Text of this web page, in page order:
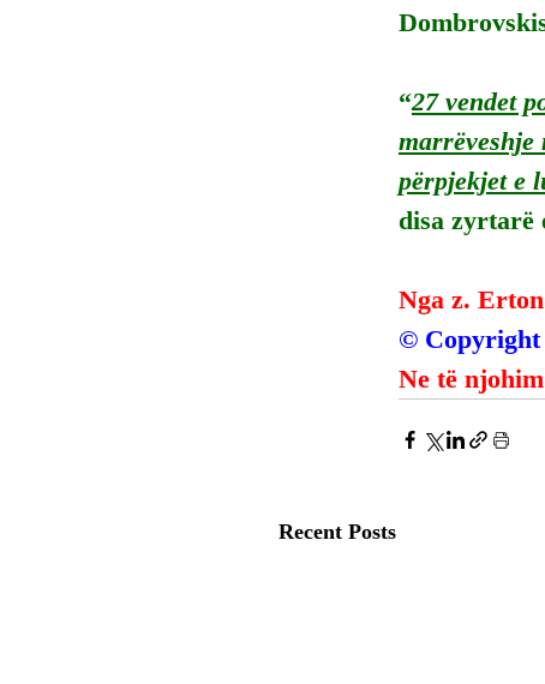
“27 vendet
marrëveshje
përpjekjet e
disa zyrtarë
Nga z.
© Copyright
Ne të
Recent Posts